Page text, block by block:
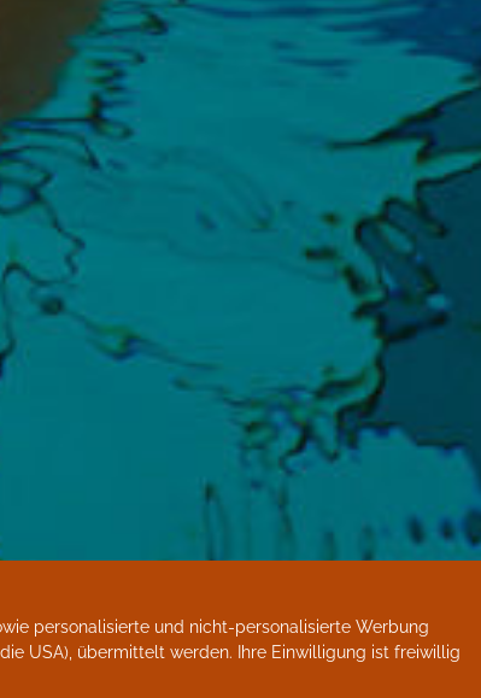
personalisierte und nicht-personalisierte Werbung
USA), übermittelt werden. Ihre Einwilligung ist freiwillig